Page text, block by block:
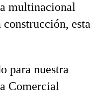
multinacional
esta
para nuestra
Comercial